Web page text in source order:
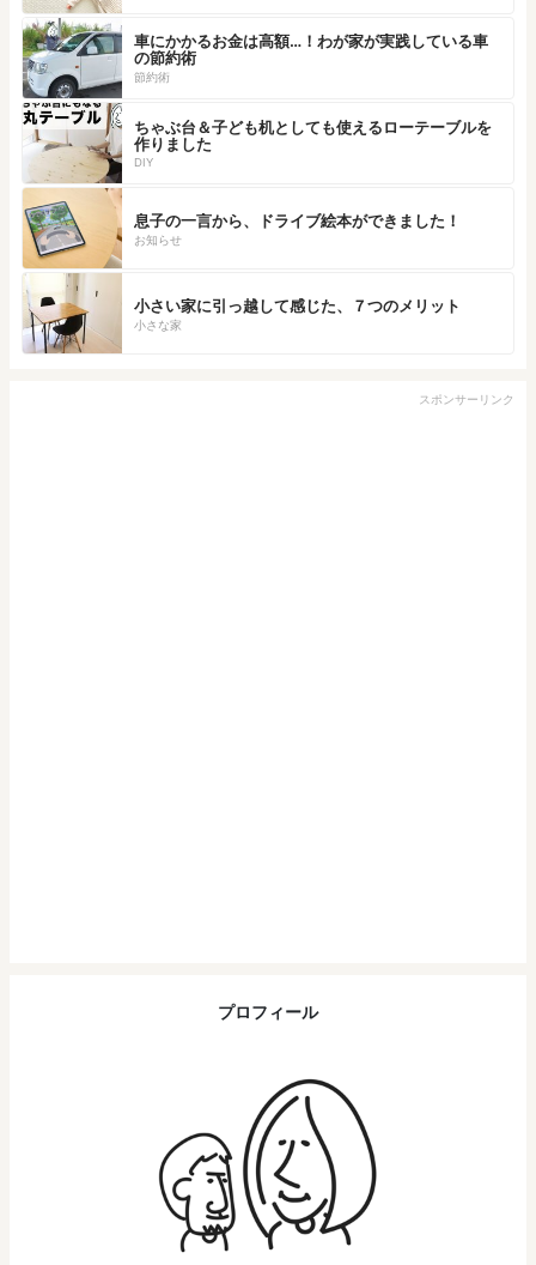
車にかかるお金は高額…！わが家が実践している車
の節約術
節約術
ちゃぶ台＆子ども机としても使えるローテーブルを
作りました
DIY
息子の一言から、ドライブ絵本ができました！
お知らせ
小さい家に引っ越して感じた、７つのメリット
小さな家
スポンサーリンク
プロフィール